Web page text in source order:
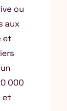
ou
aux
et
000
et